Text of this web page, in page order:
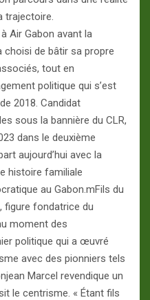
trajectoire.
Air Gabon avant la
choisi de bâtir sa propre
tout en
politique qui s’est
2018. Candidat
sous la bannière du CLR,
dans le deuxième
aujourd’hui avec la
histoire familiale
au Gabon.mFils du
figure fondatrice du
moment des
politique qui a œuvré
avec des pionniers tels
Marcel revendique un
le centrisme. « Étant fils